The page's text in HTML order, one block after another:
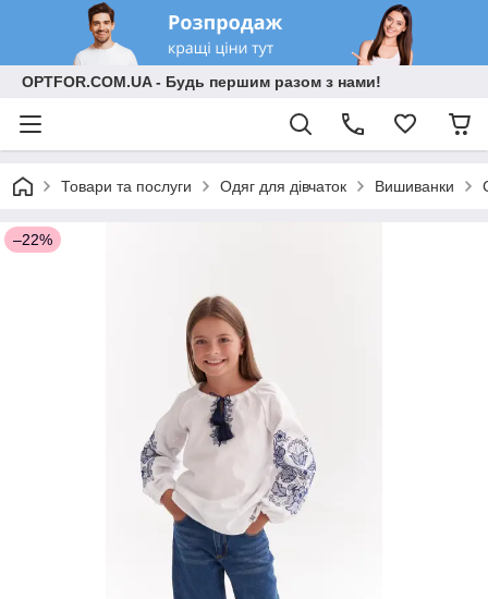
OPTFOR.COM.UA - Будь першим разом з нами!
Товари та послуги Одяг для дівчаток Вишиванки
–22%